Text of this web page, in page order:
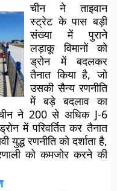
चीन ने ताइवान
स्ट्रेट के पास बड़ी
संख्या में पुराने
लड़ाकू विमानों को
ड्रोन में बदलकर
तैनात किया है, जो
उसकी सैन्य रणनीति
में बड़े बदलाव का
ने 200 से अधिक J-6
में परिवर्तित कर तैनात
रणनीति को दर्शाता है,
को कमजोर करने की